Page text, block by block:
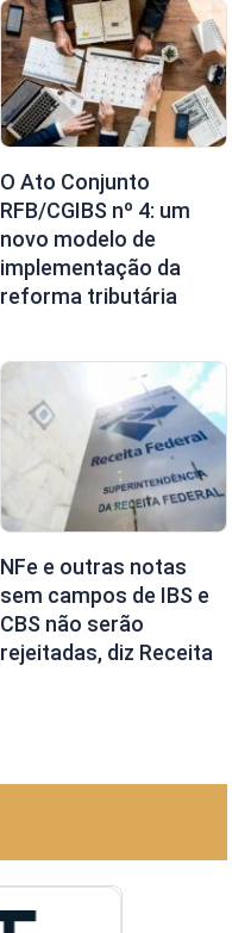
O Ato Conjunto
RFB/CGIBS nº 4: um
novo modelo de
implementação da
reforma tributária
NFe e outras notas
sem campos de IBS e
CBS não serão
rejeitadas, diz Receita